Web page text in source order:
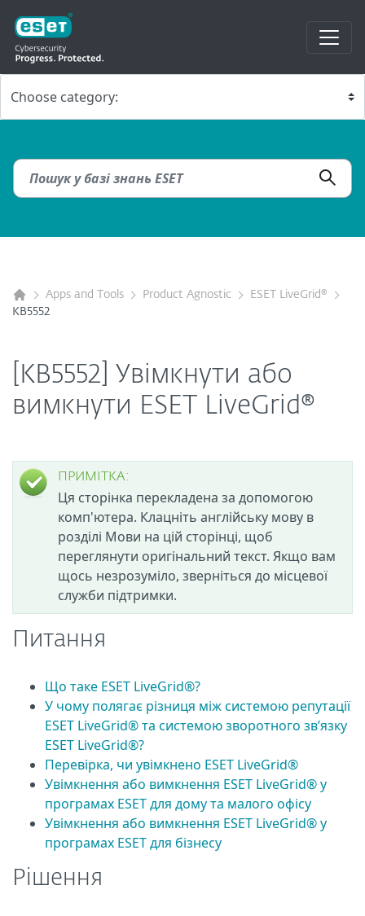
Apps and Tools Product Agnostic
ESET LiveGrid®
KB5552
[KB5552] Увімкнути або
вимкнути ESET LiveGrid®
ПРИМІТКА:
Ця сторінка перекладена за допомогою
комп'ютера. Клацніть англійську мову в
розділі Мови на цій сторінці, щоб
переглянути оригінальний текст. Якщо вам
щось незрозуміло, зверніться до місцевої
служби підтримки.
Питання
Що таке ESET LiveGrid®?
У чому полягає різниця між системою репутації
ESET LiveGrid® та системою зворотного зв’язку
ESET LiveGrid®?
Перевірка, чи увімкнено ESET LiveGrid®
Увімкнення або вимкнення ESET LiveGrid® у
програмах ESET для дому та малого офісу
Увімкнення або вимкнення ESET LiveGrid® у
програмах ESET для бізнесу
Рішення